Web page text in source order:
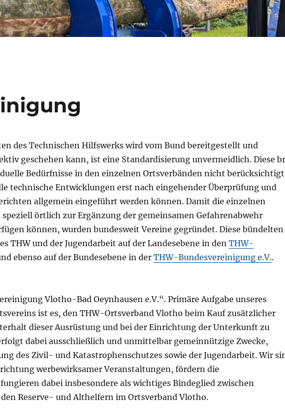
des Technischen Hilfswerks wird vom Bund bereitgestellt und
geschehen kann, ist eine Standardisierung unvermeidlich. Diese
Bedürfnisse in den einzelnen Ortsverbänden nicht berücksichtigt
technische Entwicklungen erst nach eingehender Überprüfung und
allgemein eingeführt werden können. Damit die einzelnen
speziell örtlich zur Ergänzung der gemeinsamen Gefahrenabwehr
können, wurden bundesweit Vereine gegründet. Diese
THW und der Jugendarbeit auf der Landesebene in denTHW-
ebenso auf der Bundesebene in derTHW-Bundesvereinigung e.V..
Vlotho-Bad Oeynhausen e.V.“. Primäre Aufgabe unseres
ist es, den THW-Ortsverband Vlotho beim Kauf zusätzlicher
dieser Ausrüstung und bei der Einrichtung der Unterkunft zu
dabei ausschließlich und unmittelbar gemeinnützige Zwecke,
des Zivil- und Katastrophenschutzes sowie der Jugendarbeit. Wir
werbewirksamer Veranstaltungen, fördern die
dabei insbesondere als wichtiges Bindeglied zwischen
Reserve- und Althelfern im Ortsverband Vlotho.